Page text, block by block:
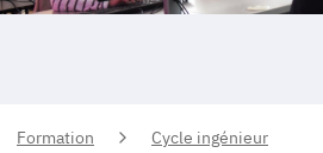
Formation Cycle ingénieur